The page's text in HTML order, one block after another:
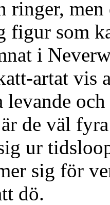
ringer, men
figur som
i
artat
levande
de väl
ur
sig för
dö.